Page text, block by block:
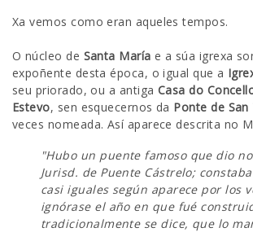
Xa vemos como eran aqueles tempos.
O núcleo de Santa María e a súa igrexa
expoñente desta época, o igual que a
seu priorado, ou a antiga Casa do
Estevo, sen esquecernos da Ponte de
veces nomeada. Así aparece descrita no
"Hubo un puente famoso que dio
Jurisd. de Puente Cástrelo;
casi iguales según aparece por los
ignórase el año en que fué
tradicionalmente se dice, que lo